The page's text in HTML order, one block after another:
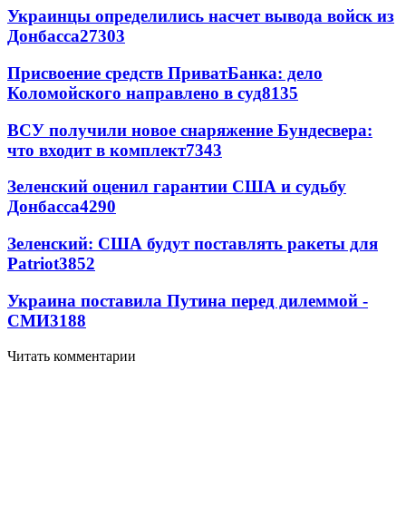
Украинцы определились насчет вывода войск из
Донбасса27303
Присвоение средств ПриватБанка: дело
Коломойского направлено в суд8135
ВСУ получили новое снаряжение Бундесвера:
что входит в комплект7343
Зеленский оценил гарантии США и судьбу
Донбасса4290
Зеленский: США будут поставлять ракеты для
Patriot3852
Украина поставила Путина перед дилеммой -
СМИ3188
Читать комментарии